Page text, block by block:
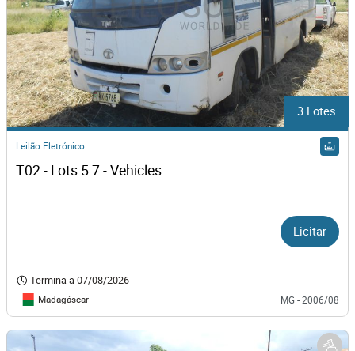
3 Lotes
Leilão Eletrónico
T02 - Lots 5 7 - Vehicles
Licitar
Termina a07/08/2026
Madagáscar MG - 2006/08